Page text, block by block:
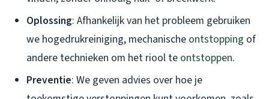
Oplossing: Afhankelijk van het probleem gebruiken
we hogedrukreiniging, mechanische ontstopping of
andere technieken om het riool te ontstoppen.
Preventie: We geven advies over hoe je